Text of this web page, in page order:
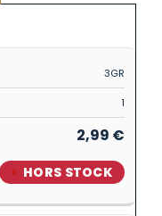
3GR
1
2,99 €
HORS STOCK